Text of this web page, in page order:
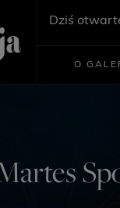
Dziś
O